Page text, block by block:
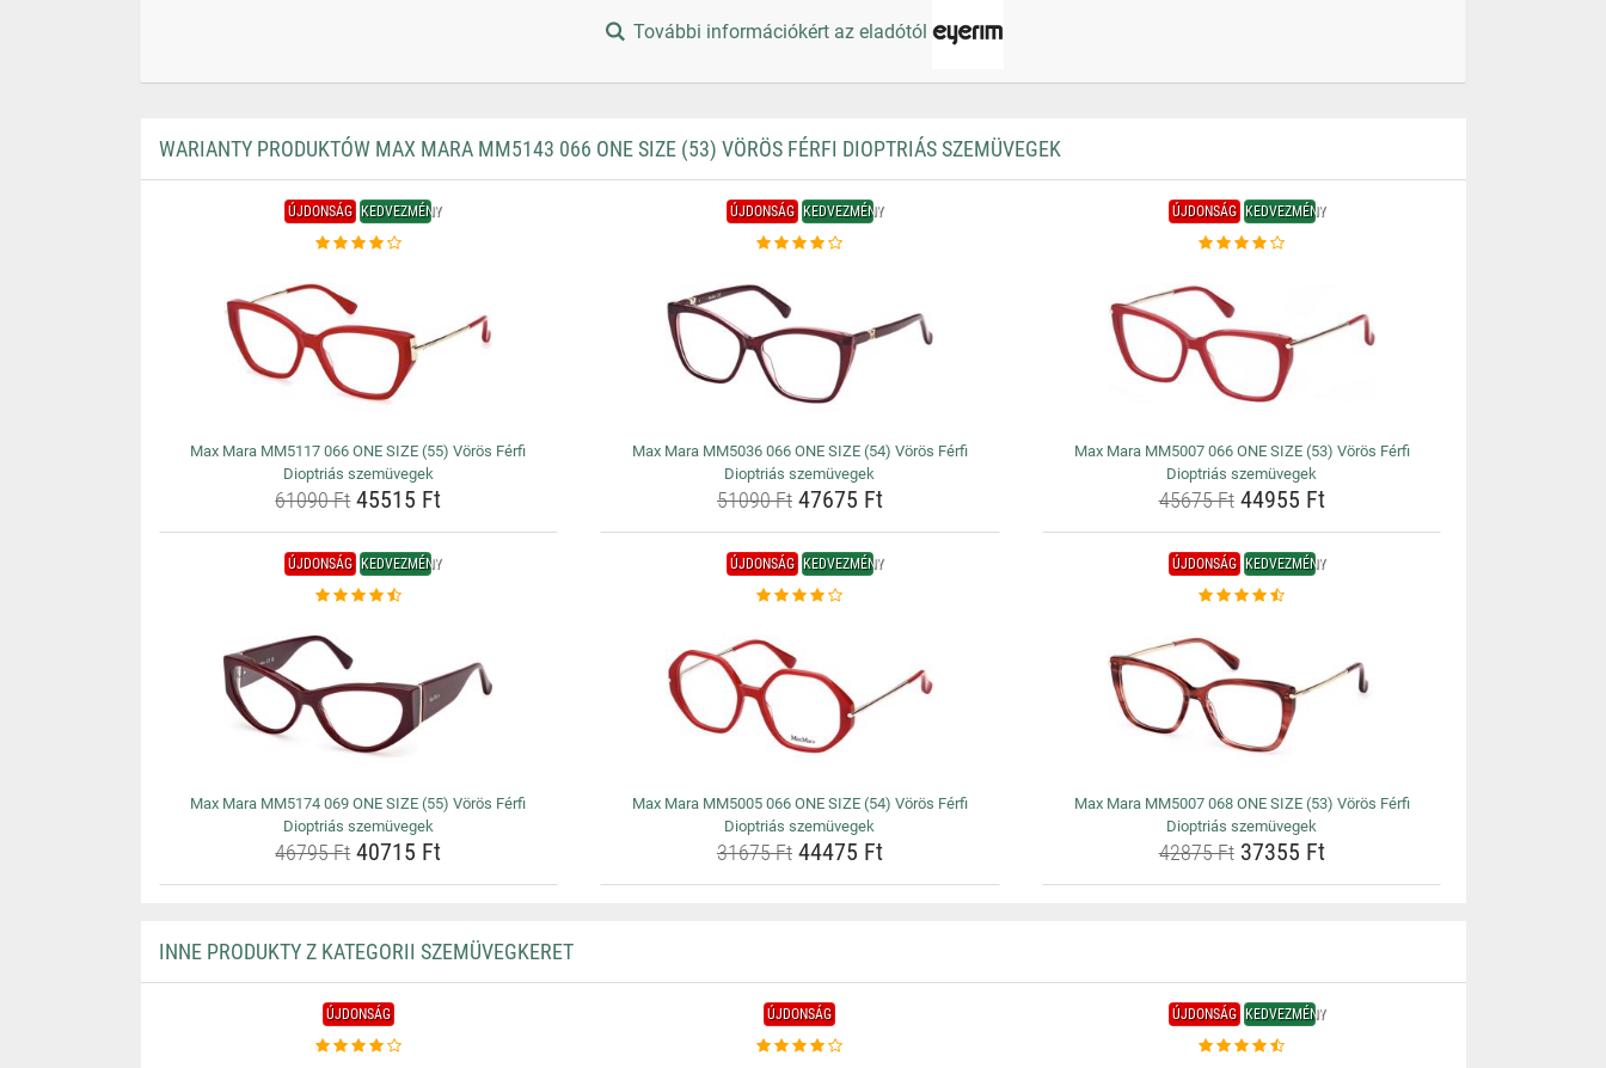
További információkért az eladótól
WARIANTY PRODUKTÓW MAX MARA MM5143 066 ONE SIZE (53) VÖRÖS FÉRFI DIOPTRIÁS SZEMÜVEGEK
ÚJDONSÁG KEDVEZMÉNY
Max Mara MM5117 066 ONE SIZE (55) Vörös Férfi
Dioptriás szemüvegek
61090 Ft45515 Ft
ÚJDONSÁG KEDVEZMÉNY
Max Mara MM5036 066 ONE SIZE (54) Vörös Férfi
Dioptriás szemüvegek
51090 Ft47675 Ft
ÚJDONSÁG KEDVEZMÉNY
Max Mara MM5007 066 ONE SIZE (53) Vörös Férfi
Dioptriás szemüvegek
45675 Ft44955 Ft
ÚJDONSÁG KEDVEZMÉNY
Max Mara MM5174 069 ONE SIZE (55) Vörös Férfi
Dioptriás szemüvegek
46795 Ft40715 Ft
ÚJDONSÁG KEDVEZMÉNY
Max Mara MM5005 066 ONE SIZE (54) Vörös Férfi
Dioptriás szemüvegek
31675 Ft44475 Ft
ÚJDONSÁG KEDVEZMÉNY
Max Mara MM5007 068 ONE SIZE (53) Vörös Férfi
Dioptriás szemüvegek
42875 Ft37355 Ft
INNE PRODUKTY Z KATEGORII SZEMÜVEGKERET
ÚJDONSÁG ÚJDONSÁG ÚJDONSÁG KEDVEZMÉNY